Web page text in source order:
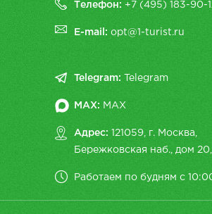
Телефон: +7 (495) 183-90-
E-mail:opt@1-turist.ru
Telegram: Telegram
MAX: MAX
Адрес: 121059, г. Москва,
Бережковская наб., дом
Работаем по будням с